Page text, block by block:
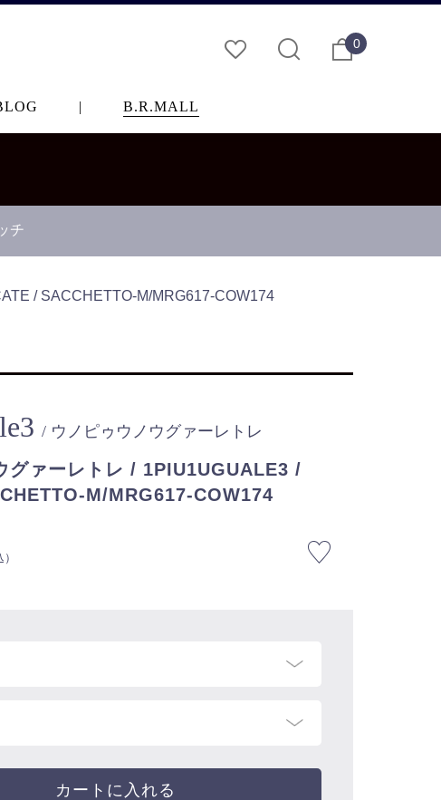
0
| B.R.MALL
チ
/ SACCHETTO-M/MRG617-COW174
/ ウノピゥウノウグァーレトレ
グァーレトレ / 1PIU1UGUALE3 /
M/MRG617-COW174
カートに入れる